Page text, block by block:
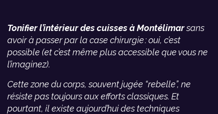
Tonifier l’intérieur des cuisses à Montélimarsans
avoir à passer par la case chirurgie : oui, c’est
possible (et c’est même plus accessible que vous ne
l’imaginez).
Cette zone du corps, souvent jugée “rebelle”, ne
résiste pas toujours aux efforts classiques. Et
pourtant, il existe aujourd’hui des techniques